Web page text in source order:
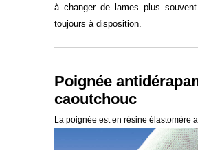
à changer de lames plus
toujours à disposition.
Poignée
caoutchouc
La poignée est en résine élastomère